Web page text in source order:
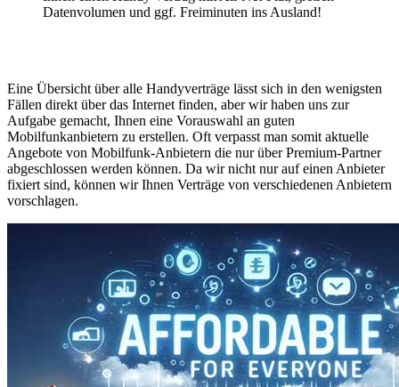
Datenvolumen und ggf. Freiminuten ins Ausland!
Eine Übersicht über alle Handyverträge lässt sich in den wenigsten
Fällen direkt über das Internet finden, aber wir haben uns zur
Aufgabe gemacht, Ihnen eine Vorauswahl an guten
Mobilfunkanbietern zu erstellen. Oft verpasst man somit aktuelle
Angebote von Mobilfunk-Anbietern die nur über Premium-Partner
abgeschlossen werden können. Da wir nicht nur auf einen Anbieter
fixiert sind, können wir Ihnen Verträge von verschiedenen Anbietern
vorschlagen.